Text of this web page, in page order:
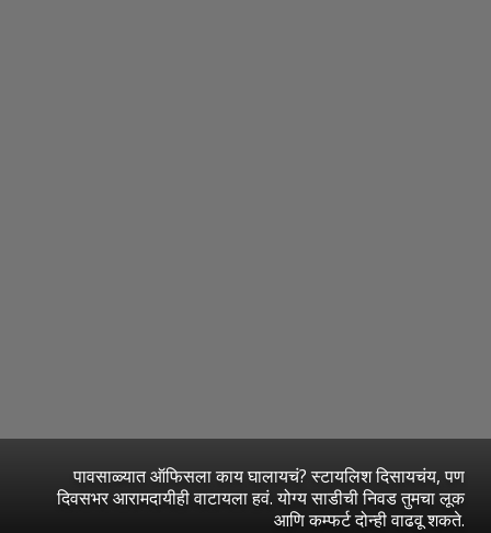
पावसाळ्यात ऑफिसला काय घालायचं? स्टायलिश दिसायचंय, पण
दिवसभर आरामदायीही वाटायला हवं. योग्य साडीची निवड तुमचा लूक
आणि कम्फर्ट दोन्ही वाढवू शकते.